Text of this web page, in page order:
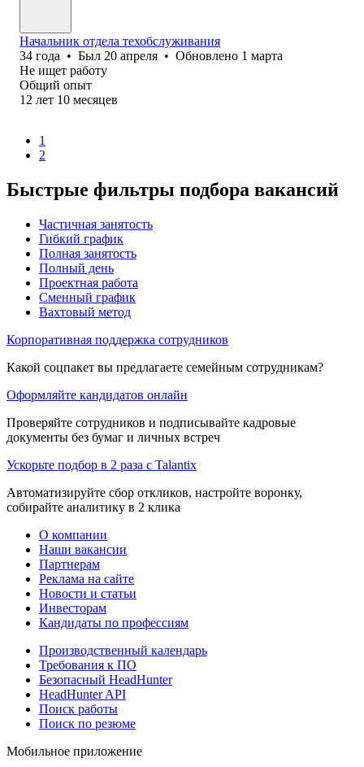
Начальник отдела техобслуживания
34 года • Был 20 апреля • Обновлено 1 марта
Не ищет работу
Общий опыт
12 лет 10 месяцев
1
2
Быстрые фильтры подбора вакансий
Частичная занятость
Гибкий график
Полная занятость
Полный день
Проектная работа
Сменный график
Вахтовый метод
Корпоративная поддержка сотрудников
Какой соцпакет вы предлагаете семейным сотрудникам?
Оформляйте кандидатов онлайн
Проверяйте сотрудников и подписывайте кадровые
документы без бумаг и личных встреч
Ускорьте подбор в 2 раза с Talantix
Автоматизируйте сбор откликов, настройте воронку,
собирайте аналитику в 2 клика
О компании
Наши вакансии
Партнерам
Реклама на сайте
Новости и статьи
Инвесторам
Кандидаты по профессиям
Производственный календарь
Требования к ПО
Безопасный HeadHunter
HeadHunter API
Поиск работы
Поиск по резюме
Мобильное приложение